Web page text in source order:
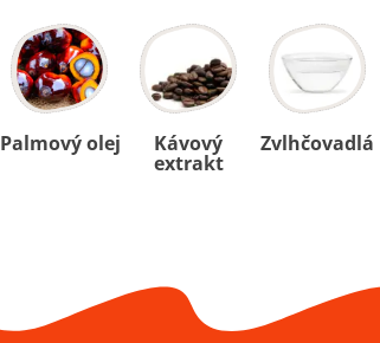
Palmový olej Kávový
extrakt
Zvlhčovadlá